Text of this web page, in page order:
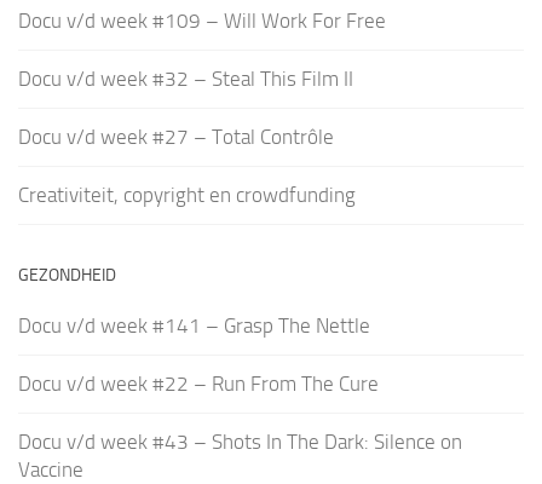
Docu v/d week #109 – Will Work For Free
Docu v/d week #32 – Steal This Film II
Docu v/d week #27 – Total Contrôle
Creativiteit, copyright en crowdfunding
GEZONDHEID
Docu v/d week #141 – Grasp The Nettle
Docu v/d week #22 – Run From The Cure
Docu v/d week #43 – Shots In The Dark: Silence on
Vaccine